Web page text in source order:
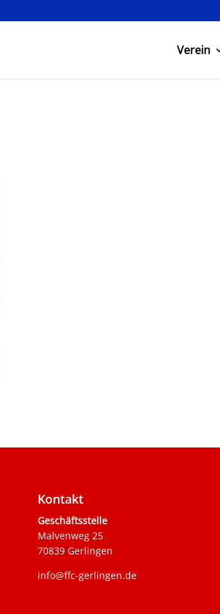
Verein
Kontakt
Geschäftsstelle
Malvenweg 25
70839 Gerlingen
info@ffc-gerlingen.de